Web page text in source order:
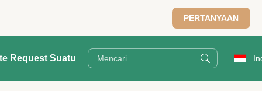
PERTANYAAN
Request Suatu